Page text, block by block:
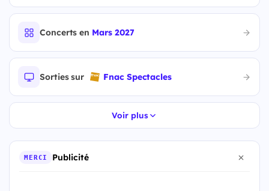
Concerts en Mars 2027
Sorties sur Fnac Spectacles
Voir plus
MERCI Publicité